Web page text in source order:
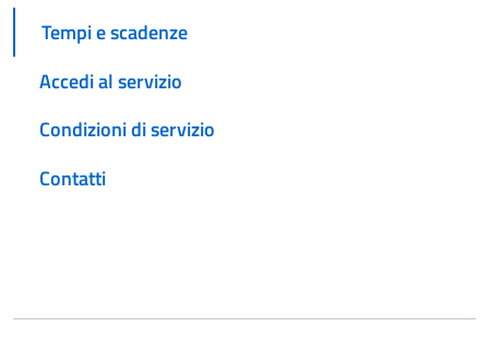
Tempi e scadenze
Accedi al servizio
Condizioni di servizio
Contatti